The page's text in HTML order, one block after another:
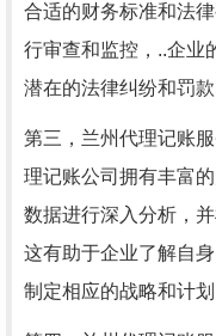
合适的财务标准和法
行审查和监控，..企业
潜在的法律纠纷和罚
第三，兰州代理记账
理记账公司拥有丰富
数据进行深入分析，
这有助于企业了解自
制定相应的战略和计划